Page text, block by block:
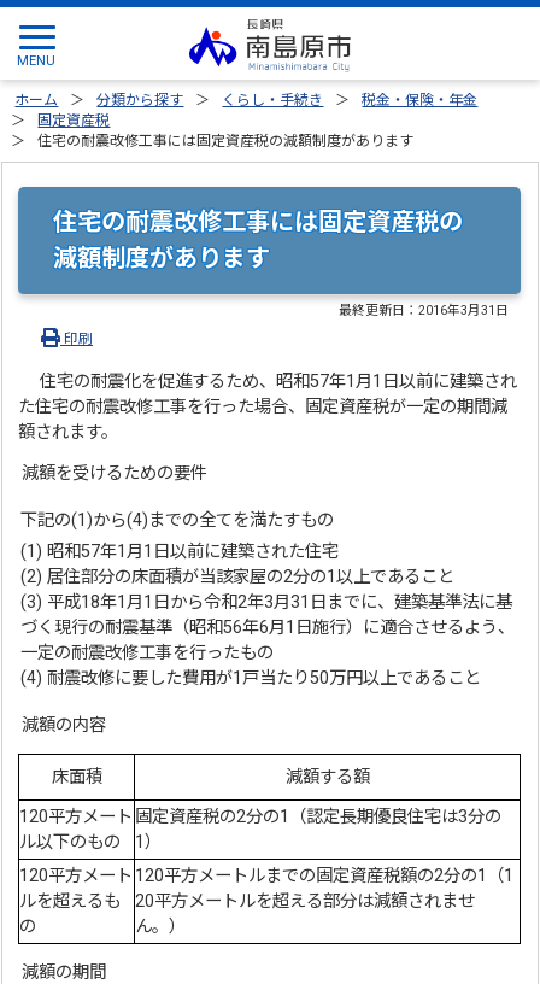
ホーム 分類から探す くらし・手続き
税金・保険・年金
固定資産税
住宅の耐震改修工事には固定資産税の減額制度があります
住宅の耐震改修工事には固定資産税の
減額制度があります
最終更新日：2016年3月31日
印刷
住宅の耐震化を促進するため、昭和57年1月1日以前に建築され
た住宅の耐震改修工事を行った場合、固定資産税が一定の期間減
額されます。
減額を受けるための要件
下記の(1)から(4)までの全てを満たすもの
(1) 昭和57年1月1日以前に建築された住宅
(2) 居住部分の床面積が当該家屋の2分の1以上であること
(3) 平成18年1月1日から令和2年3月31日までに、建築基準法に基
づく現行の耐震基準（昭和56年6月1日施行）に適合させるよう、
一定の耐震改修工事を行ったもの
(4) 耐震改修に要した費用が1戸当たり50万円以上であること
減額の内容
床面積
減額する額
120平方メート
ル以下のもの
固定資産税の2分の1（認定長期優良住宅は3分の
1）
120平方メート
ルを超えるも
の
120平方メートルまでの固定資産税額の2分の1（1
20平方メートルを超える部分は減額されませ
ん。）
減額の期間